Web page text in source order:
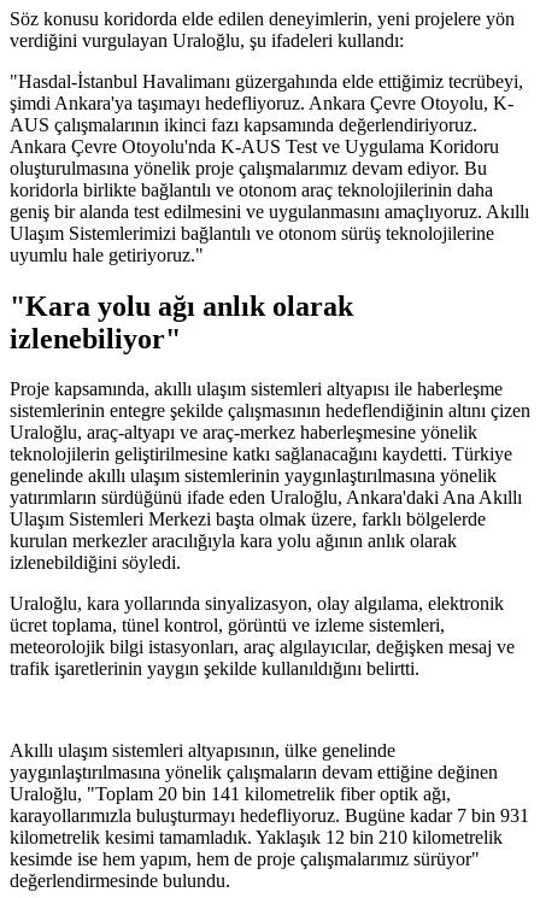
Söz konusu koridorda elde edilen deneyimlerin, yeni projelere yön
verdiğini vurgulayan Uraloğlu, şu ifadeleri kullandı:
"Hasdal-İstanbul Havalimanı güzergahında elde ettiğimiz tecrübeyi,
şimdi Ankara'ya taşımayı hedefliyoruz. Ankara Çevre Otoyolu, K-
AUS çalışmalarının ikinci fazı kapsamında değerlendiriyoruz.
Ankara Çevre Otoyolu'nda K-AUS Test ve Uygulama Koridoru
oluşturulmasına yönelik proje çalışmalarımız devam ediyor. Bu
koridorla birlikte bağlantılı ve otonom araç teknolojilerinin daha
geniş bir alanda test edilmesini ve uygulanmasını amaçlıyoruz. Akıllı
Ulaşım Sistemlerimizi bağlantılı ve otonom sürüş teknolojilerine
uyumlu hale getiriyoruz."
"Kara yolu ağı anlık olarak
izlenebiliyor"
Proje kapsamında, akıllı ulaşım sistemleri altyapısı ile haberleşme
sistemlerinin entegre şekilde çalışmasının hedeflendiğinin altını çizen
Uraloğlu, araç-altyapı ve araç-merkez haberleşmesine yönelik
teknolojilerin geliştirilmesine katkı sağlanacağını kaydetti. Türkiye
genelinde akıllı ulaşım sistemlerinin yaygınlaştırılmasına yönelik
yatırımların sürdüğünü ifade eden Uraloğlu, Ankara'daki Ana Akıllı
Ulaşım Sistemleri Merkezi başta olmak üzere, farklı bölgelerde
kurulan merkezler aracılığıyla kara yolu ağının anlık olarak
izlenebildiğini söyledi.
Uraloğlu, kara yollarında sinyalizasyon, olay algılama, elektronik
ücret toplama, tünel kontrol, görüntü ve izleme sistemleri,
meteorolojik bilgi istasyonları, araç algılayıcılar, değişken mesaj ve
trafik işaretlerinin yaygın şekilde kullanıldığını belirtti.
Akıllı ulaşım sistemleri altyapısının, ülke genelinde
yaygınlaştırılmasına yönelik çalışmaların devam ettiğine değinen
Uraloğlu, "Toplam 20 bin 141 kilometrelik fiber optik ağı,
karayollarımızla buluşturmayı hedefliyoruz. Bugüne kadar 7 bin 931
kilometrelik kesimi tamamladık. Yaklaşık 12 bin 210 kilometrelik
kesimde ise hem yapım, hem de proje çalışmalarımız sürüyor"
değerlendirmesinde bulundu.